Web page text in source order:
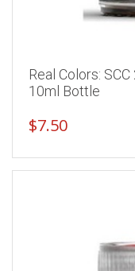
Real Colors:
10ml Bottle
$7.50